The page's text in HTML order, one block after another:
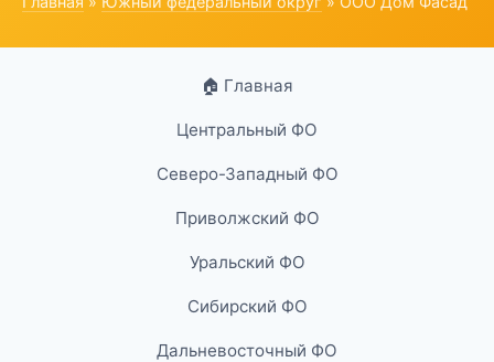
🏠 Главная
Центральный ФО
Северо-Западный ФО
Приволжский ФО
Уральский ФО
Сибирский ФО
Дальневосточный ФО